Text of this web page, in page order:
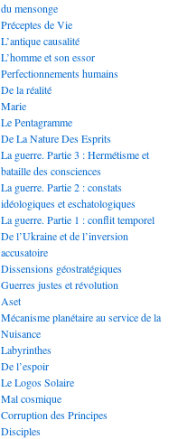
du mensonge
Préceptes de Vie
L’antique causalité
L’homme et son essor
Perfectionnements humains
De la réalité
Marie
Le Pentagramme
De La Nature Des Esprits
La guerre. Partie 3 : Hermétisme et
bataille des consciences
La guerre. Partie 2 : constats
idéologiques et eschatologiques
La guerre. Partie 1 : conflit temporel
De l’Ukraine et de l’inversion
accusatoire
Dissensions géostratégiques
Guerres justes et révolution
Aset
Mécanisme planétaire au service de la
Nuisance
Labyrinthes
De l’espoir
Le Logos Solaire
Mal cosmique
Corruption des Principes
Disciples